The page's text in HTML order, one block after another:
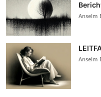
Anselm
Anselm